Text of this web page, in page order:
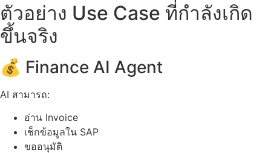
ตัวอย่าง Use Case ที่กำลังเกิด
ขึ้นจริง
💰 Finance AI Agent
AI สามารถ:
อ่าน Invoice
เช็กข้อมูลใน SAP
ขออนุมัติ